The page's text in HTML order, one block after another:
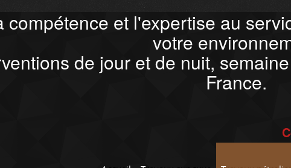
compétence et l'expertise au
votre
de jour et de nuit,
France.